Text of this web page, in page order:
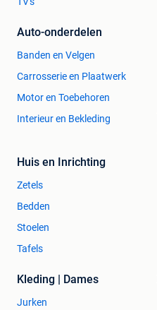
Auto-onderdelen
Banden en Velgen
Carrosserie en Plaatwerk
Motor en Toebehoren
Interieur en Bekleding
Huis en Inrichting
Zetels
Bedden
Stoelen
Tafels
Kleding | Dames
Jurken